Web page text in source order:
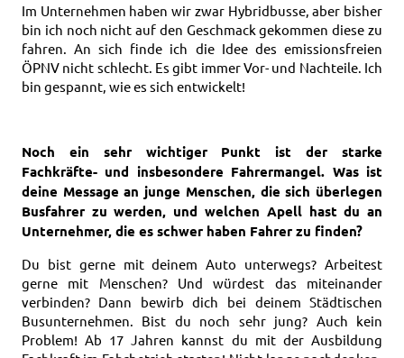
Im Unternehmen haben wir zwar Hybridbusse, aber bisher
bin ich noch nicht auf den Geschmack gekommen diese zu
fahren. An sich finde ich die Idee des emissionsfreien
ÖPNV nicht schlecht. Es gibt immer Vor- und Nachteile. Ich
bin gespannt, wie es sich entwickelt!
Noch ein sehr wichtiger Punkt ist der starke
Fachkräfte- und insbesondere Fahrermangel. Was ist
deine Message an junge Menschen, die sich überlegen
Busfahrer zu werden, und welchen Apell hast du an
Unternehmer, die es schwer haben Fahrer zu finden?
Du bist gerne mit deinem Auto unterwegs? Arbeitest
gerne mit Menschen? Und würdest das miteinander
verbinden? Dann bewirb dich bei deinem Städtischen
Busunternehmen. Bist du noch sehr jung? Auch kein
Problem! Ab 17 Jahren kannst du mit der Ausbildung